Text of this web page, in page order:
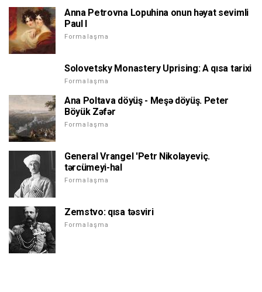
Anna Petrovna Lopuhina onun həyat sevimli
Paul I
Formalaşma
Solovetsky Monastery Uprising: A qısa tarixi
Formalaşma
Ana Poltava döyüş - Meşə döyüş. Peter
Böyük Zəfər
Formalaşma
General Vrangel 'Petr Nikolayeviç.
tərcümeyi-hal
Formalaşma
Zemstvo: qısa təsviri
Formalaşma